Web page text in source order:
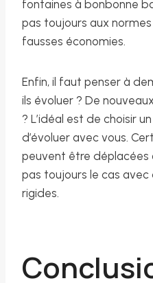
fontaines à bonbonne
pas toujours aux
fausses économies.
Enfin, il faut penser à
ils évoluer ? De
? L’idéal est de choisir
d’évoluer avec vous.
peuvent être déplacées
pas toujours le cas
rigides.